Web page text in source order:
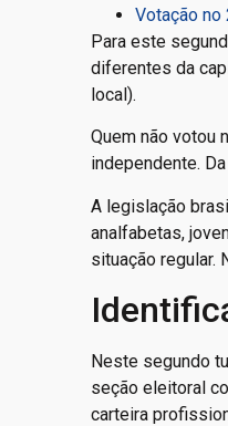
Votação no
Para este
diferentes da
local).
Quem não votou
independente.
A legislação
analfabetas,
situação regular.
Neste segundo
seção eleitoral
carteira